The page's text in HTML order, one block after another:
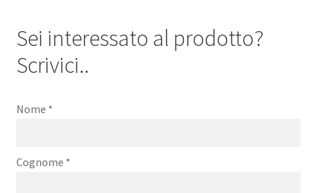
Sei interessato al prodotto?
Scrivici..
Nome *
Cognome *